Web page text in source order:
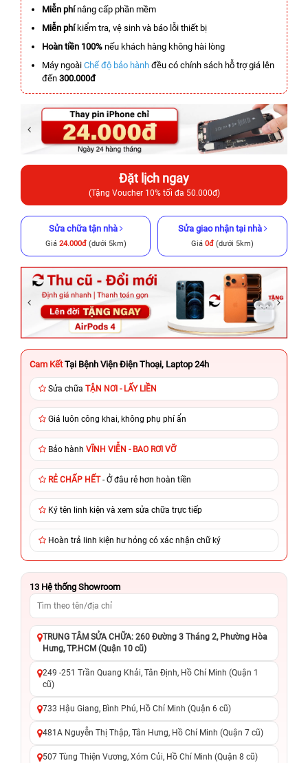
Miễn phínâng cấp phần mềm
Miễn phíkiểm tra, vệ sinh và báo lỗi thiết bị
Hoàn tiền 100% nếu khách hàng không hài lòng
Máy ngoài Chế độ bảo hành đều có chính sách hỗ trợ giá lên
đến 300.000đ
Đặt lịch ngay
(Tặng Voucher 10% tối đa 50.000đ)
Sửa chữa tận nhà
Giá 24.000đ(dưới 5km)
Sửa giao nhận tại nhà
Giá 0đ (dưới 5km)
Cam Kết Tại Bệnh Viện Điện Thoại, Laptop 24h
Sửa chữa TẬN NƠI - LẤY LIỀN
Giá luôn công khai, không phụ phí ẩn
Bảo hành VĨNH VIỄN - BAO RƠI VỠ
RẺ CHẤP HẾT- Ở đâu rẻ hơn hoàn tiền
Ký tên linh kiện và xem sửa chữa trực tiếp
Hoàn trả linh kiện hư hỏng có xác nhận chữ ký
13 Hệ thống Showroom
TRUNG TÂM SỬA CHỮA: 260 Đường 3 Tháng 2, Phường Hòa
Hưng, TP.HCM (Quận 10 cũ)
249 -251 Trần Quang Khải, Tân Định, Hồ Chí Minh (Quận 1
cũ)
733 Hậu Giang, Bình Phú, Hồ Chí Minh (Quận 6 cũ)
481A Nguyễn Thị Thập, Tân Hưng, Hồ Chí Minh (Quận 7 cũ)
507 Tùng Thiện Vương, Xóm Củi, Hồ Chí Minh (Quận 8 cũ)